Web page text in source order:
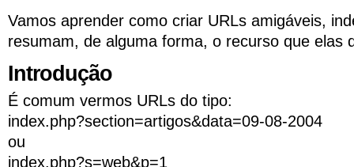
Vamos aprender como criar URLs amigáveis,
resumam, de alguma forma, o recurso que elas
Introdução
É comum vermos URLs do tipo:
index.php?section=artigos&data=09-08-2004
ou
index.php?s=web&p=1